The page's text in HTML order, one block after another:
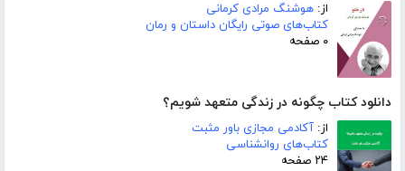
از: هوشنگ مرادی کرمانی
کتاب‌های صوتی رایگان داستان و رمان
۰ صفحه
دانلود کتاب چگونه در زندگی متعهد شویم؟
از: آکادمی مجازی باور مثبت
کتاب‌های روانشناسی
۲۴ صفحه